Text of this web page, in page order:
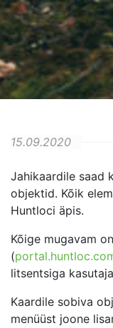
15.09.2020
Jahikaardile saad
objektid. Kõik
Huntloci äpis.
Kõige mugavam
(
litsentsiga
Kaardile sobiva
menüüst joone